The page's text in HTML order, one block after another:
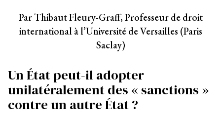
Par Thibaut Fleury-Graff, Professeur de droit
international à l’Université de Versailles (Paris
Saclay)
Un État peut-il adopter
unilatéralement des « sanctions »
contre un autre État ?